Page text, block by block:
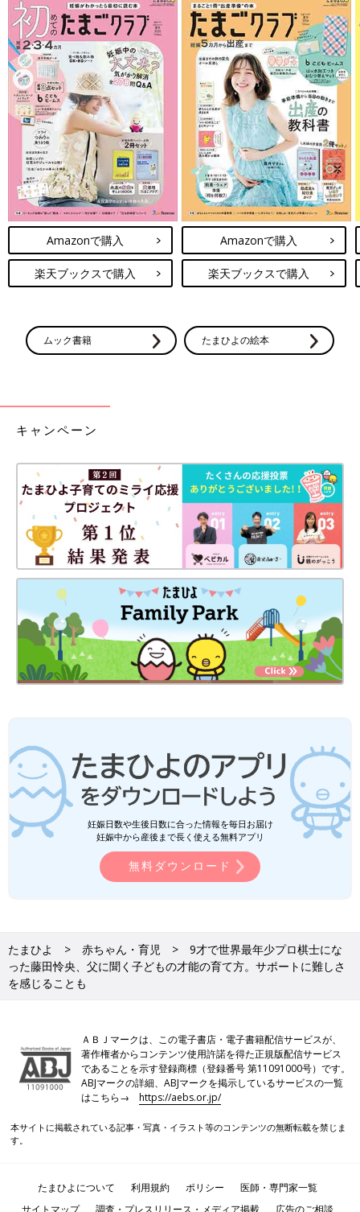
藤田 メディアに取材されるときは無口ですが、普段はとっても
おしゃべりな男の子です。動物が大好きで、家にある図鑑をよく
読んでいます。一緒に川辺を散歩しているときにバードウォッチ
ングもします。図鑑に載っていた鷺、ゆりかもめ、鴨などを見つ
けると、夢中になって観察して帰ろうとしないので困っています
が（笑）。実際に鳥を見ても図鑑だけではわからないときは、
YouTubeで野鳥の解説をしている動画を調べてみます。
怜央はとくにハシビロコウが大好き。動物園に見に行ったおみや
げにハシビロコウのぬいぐるみを買ったんですが、毎晩一緒に寝
るほどお気に入りです。
――図鑑や動画で一緒に調べてあげるんですね。
藤田 怜央は質問がめちゃくちゃ多いんです。気になったことは
すぐ「調べてくれ」と来るので、できるだけ一緒に調べたり、答
――怜央くんの子育てで藤田さん自身も世界が広がりましたか？
ど、怜央と一緒に調べて、川辺の鳥を見るようになってから、い
つもの散歩でも見える景色が変わりました。動物園も、一緒に図
鑑を見て知識を入れてから行くと面白いですよね。子どもから教
えてもらうことはすごく多いなと感じます。
お話・写真提供／藤田陽彦さん 取材・文／早川奈緒子、たまひ
よONLINE編集部
「人生いつからでもやり直しがきく。だ
から今、好きなことを目一杯」世界最年
少プロ棋士・藤田怜央の父に聞く、子ど
もの「好き」の見つけ方
大阪市に住む小学３年生、藤田怜央くんは、
2022年9月に9才4カ月で世界最年少プロ棋士に
なり話題となっています。天才棋士を育てるパ
パの藤田陽彦さんは理学療法士として療育の仕
事にもかかわっているのだとか。藤田さんに、
子どもが熱中するほど好きなことの見つけ方
や、その力の伸ばし方について聞きました。
パパとして子どもの好きなことにとことんつき合ってあげなが
ら、プロ棋士のサポーターとして、食事や運動などの生活面でも
怜央くんを支える藤田さん。今後の怜央くんの棋士としての活躍
●記事の内容は記事執筆当時の情報であり、現在と異なる場合が
あります。
藤田陽彦さん
理学療法士、鍼灸師。大阪市中央区でふじた鍼灸接骨院の院長を
つとめる。2015年には放課後等デイサービス・児童発達支援の
Amazonで購入
楽天ブックスで購入
Amazonで購入
楽天ブックスで購入
ムック書籍 たまひよの絵本
キャンペーン
妊娠日数や生後日数に合った情報を毎日お届け
妊娠中から産後まで長く使える無料アプリ
無料ダウンロード
たまひよ 赤ちゃん・育児
9才で世界最年少プロ棋士にな
った藤田怜央、父に聞く子どもの才能の育て方。サポートに難しさ
を感じることも
ＡＢＪマークは、この電子書店・電子書籍配信サービスが、
著作権者からコンテンツ使用許諾を得た正規版配信サービス
であることを示す登録商標（登録番号 第11091000号）です。
ABJマークの詳細、ABJマークを掲示しているサービスの一覧
はこちら→https://aebs.or.jp/
本サイトに掲載されている記事・写真・イラスト等のコンテンツの無断転載を禁じま
す。
たまひよについて 利用規約 ポリシー
医師・専門家一覧